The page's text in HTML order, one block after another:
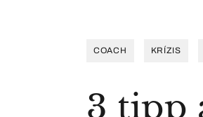
COACH KRÍZIS
3 tipp